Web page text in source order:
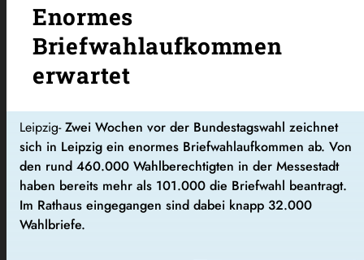
Enormes
Briefwahlaufkommen
erwartet
Leipzig-Zwei Wochen vor der Bundestagswahl zeichnet
sich in Leipzig ein enormes Briefwahlaufkommen ab. Von
den rund 460.000 Wahlberechtigten in der Messestadt
haben bereits mehr als 101.000 die Briefwahl beantragt.
Im Rathaus eingegangen sind dabei knapp 32.000
Wahlbriefe.